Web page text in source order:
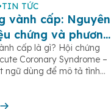
TIN TỨC
vành cấp: Nguyên
chứng và phương
trịcấp là gì? Hội chứng
Coronary Syndrome –
ngữ dùng để mô tả tình
khiến lưu lượng máu đến